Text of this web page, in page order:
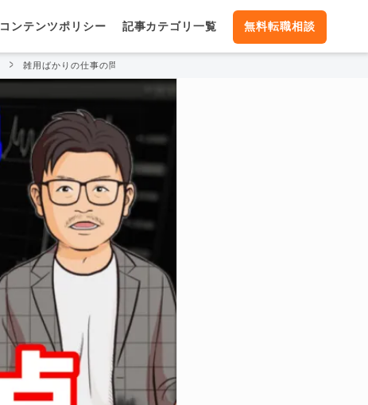
コンテンツポリシー 記事カテゴリ一覧 無料転職相談
雑用ばかりの仕事の問題点と雑用係を転職活動で評価させる方法